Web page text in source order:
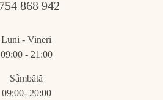
868 942
Luni - Vineri
09:00 - 21:00
Sâmbătă
09:00- 20:00